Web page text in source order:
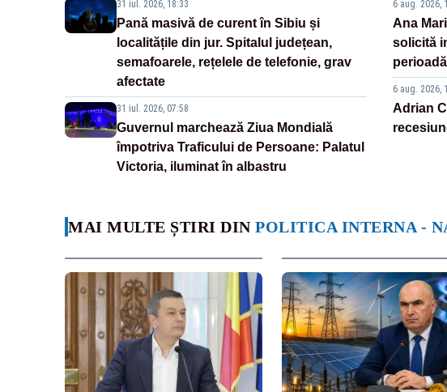
31 iul. 2026, 18:33
Pană masivă de curent în Sibiu și
localitățile din jur. Spitalul județean,
semafoarele, rețelele de telefonie, grav
afectate
31 iul. 2026, 07:58
Guvernul marchează Ziua Mondială
împotriva Traficului de Persoane: Palatul
Victoria, iluminat în albastru
6 aug. 2026,
Ana
solicită
6 aug. 2026,
Adrian
MAI MULTE ȘTIRI DIN POLITICA INTERNA -